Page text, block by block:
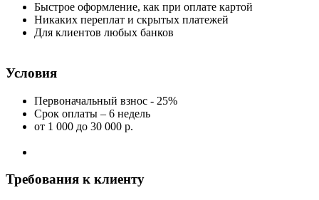
Быстрое оформление, как при оплате картой
Никаких переплат и скрытых платежей
Для клиентов любых банков
Условия
Первоначальный взнос - 25%
Срок оплаты – 6 недель
от 1 000 до 30 000 р.
Требования к клиенту